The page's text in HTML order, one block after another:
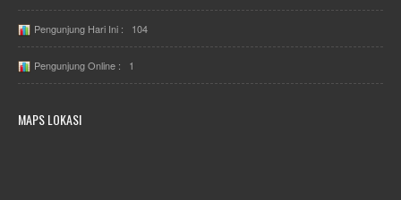
Pengunjung Hari Ini : 104
Pengunjung Online : 1
MAPS LOKASI